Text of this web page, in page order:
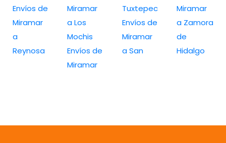
Envíos de
Miramar
a
Reynosa
Miramar
a Los
Mochis
Envíos de
Miramar
Tuxtepec
Envíos de
Miramar
a San
Miramar
a Zamora
de
Hidalgo